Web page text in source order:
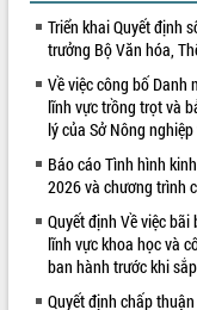
VIDEO
Triển khai Quyết định
trưởng Bộ Văn hóa,
Về việc công bố Danh
lĩnh vực trồng trọt và
lý của Sở Nông
Báo cáo Tình hình
2026 và chương trình
Quyết định Về việc
lĩnh vực khoa học và
ban hành trước khi
Quyết định chấp